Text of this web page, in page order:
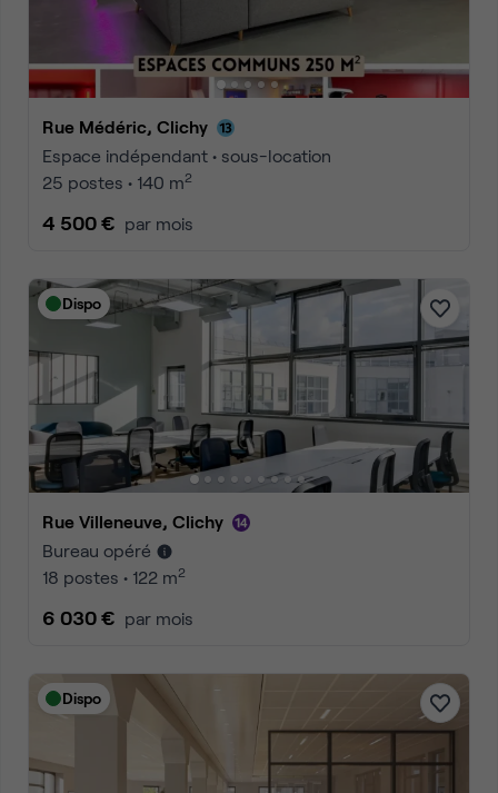
Rue Médéric, Clichy
Espace indépendant • sous-location
25 postes • 140 m2
4 500 € par mois
Dispo
Rue Villeneuve, Clichy
Bureau opéré
18 postes • 122 m2
6 030 € par mois
Dispo